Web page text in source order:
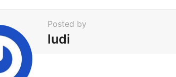
Posted by
ludi